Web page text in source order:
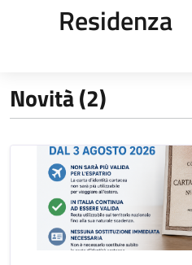
Residenza
Novità (2)